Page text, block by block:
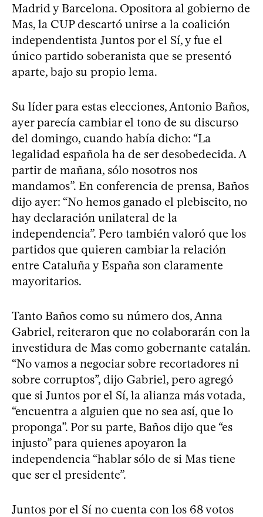
Madrid y Barcelona. Opositora al gobierno de
Mas, la CUP descartó unirse a la coalición
independentista Juntos por el Sí, y fue el
único partido soberanista que se presentó
aparte, bajo su propio lema.
Su líder para estas elecciones, Antonio Baños,
ayer parecía cambiar el tono de su discurso
del domingo, cuando había dicho: “La
legalidad española ha de ser desobedecida. A
partir de mañana, sólo nosotros nos
mandamos”. En conferencia de prensa, Baños
dijo ayer: “No hemos ganado el plebiscito, no
hay declaración unilateral de la
independencia”. Pero también valoró que los
partidos que quieren cambiar la relación
entre Cataluña y España son claramente
mayoritarios.
Tanto Baños como su número dos, Anna
Gabriel, reiteraron que no colaborarán con la
investidura de Mas como gobernante catalán.
“No vamos a negociar sobre recortadores ni
sobre corruptos”, dijo Gabriel, pero agregó
que si Juntos por el Sí, la alianza más votada,
“encuentra a alguien que no sea así, que lo
proponga”. Por su parte, Baños dijo que “es
injusto” para quienes apoyaron la
independencia “hablar sólo de si Mas tiene
que ser el presidente”.
Juntos por el Sí no cuenta con los 68 votos